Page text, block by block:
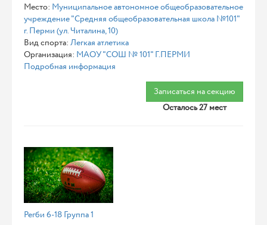
Место: Муниципальное автономное общеобразовательное
учреждение "Средняя общеобразовательная школа №101"
г. Перми (ул. Читалина, 10)
Вид спорта: Легкая атлетика
Организация: МАОУ "СОШ № 101" Г.ПЕРМИ
Подробная информация
Записаться на секцию
Осталось 27 мест
Регби 6-18 Группа 1